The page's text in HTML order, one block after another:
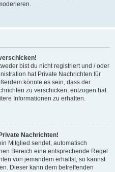
bist du nicht registriert und / oder
hat Private Nachrichten für
könnte es sein, dass der
zu verschicken, entzogen hat.
Informationen zu erhalten.
Nachrichten!
Mitglied sendet, automatisch
Bereich eine entsprechende Regel
von jemandem erhältst, so kannst
Dieser kann dem betreffenden